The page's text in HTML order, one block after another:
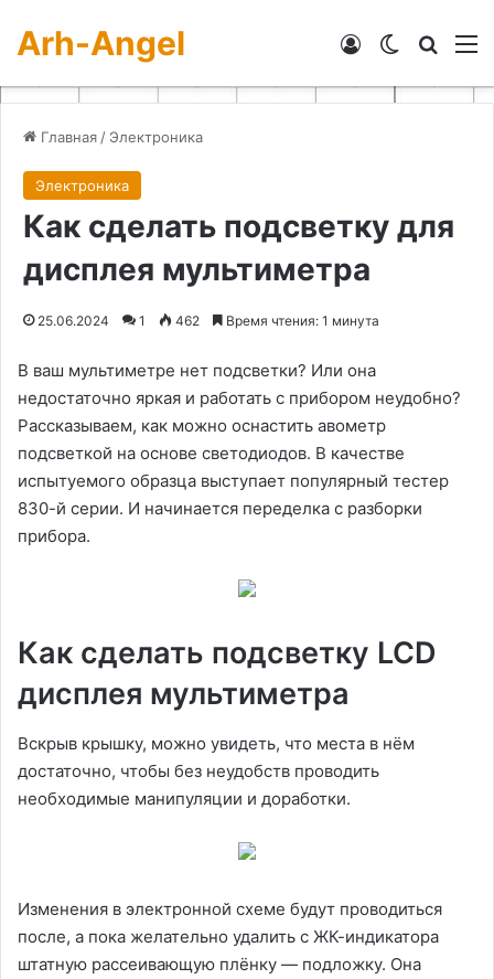
Arh-Angel Switch skin
Войти
Главная / Электроника
Электроника
Как сделать подсветку для
дисплея мультиметра
25.06.2024 1 462 Время чтения: 1 минута
В ваш мультиметре нет подсветки? Или она
недостаточно яркая и работать с прибором неудобно?
Рассказываем, как можно оснастить авометр
подсветкой на основе светодиодов. В качестве
испытуемого образца выступает популярный тестер
830-й серии. И начинается переделка с разборки
прибора.
Как сделать подсветку LCD
дисплея мультиметра
Вскрыв крышку, можно увидеть, что места в нём
достаточно, чтобы без неудобств проводить
необходимые манипуляции и доработки.
Изменения в электронной схеме будут проводиться
после, а пока желательно удалить с ЖК-индикатора
штатную рассеивающую плёнку — подложку. Она